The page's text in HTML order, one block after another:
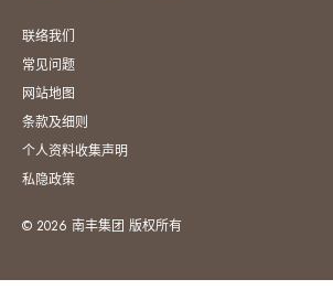
联络我们
常见问题
网站地图
条款及细则
个人资料收集声明
私隐政策
© 2026 南丰集团 版权所有